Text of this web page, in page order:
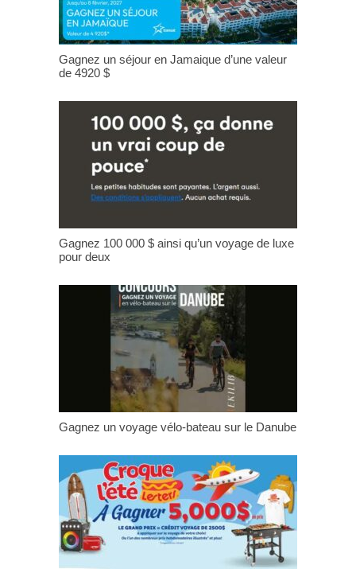
Gagnez un séjour en Jamaique d’une valeur
de 4920 $
Gagnez 100 000 $ ainsi qu’un voyage de luxe
pour deux
Gagnez un voyage vélo-bateau sur le Danube